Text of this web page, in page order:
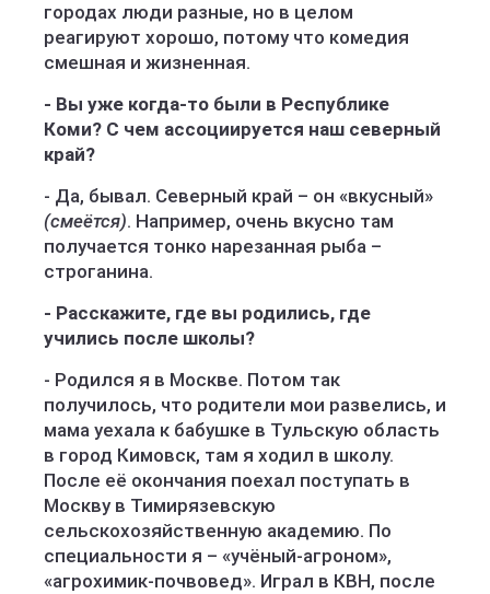
городах люди разные, но в целом
реагируют хорошо, потому что комедия
смешная и жизненная.
- Вы уже когда-то были в Республике
Коми? С чем ассоциируется наш северный
край?
- Да, бывал. Северный край – он «вкусный»
(смеётся). Например, очень вкусно там
получается тонко нарезанная рыба –
строганина.
- Расскажите, где вы родились, где
учились после школы?
- Родился я в Москве. Потом так
получилось, что родители мои развелись, и
мама уехала к бабушке в Тульскую область
в город Кимовск, там я ходил в школу.
После её окончания поехал поступать в
Москву в Тимирязевскую
сельскохозяйственную академию. По
специальности я – «учёный-агроном»,
«агрохимик-почвовед». Играл в КВН, после